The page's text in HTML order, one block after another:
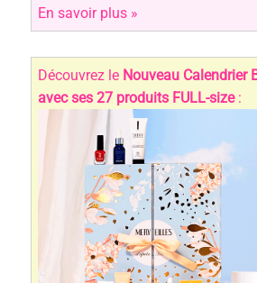
En savoir plus »
Découvrez le Nouveau Calendrier
avec ses 27 produits FULL-size: